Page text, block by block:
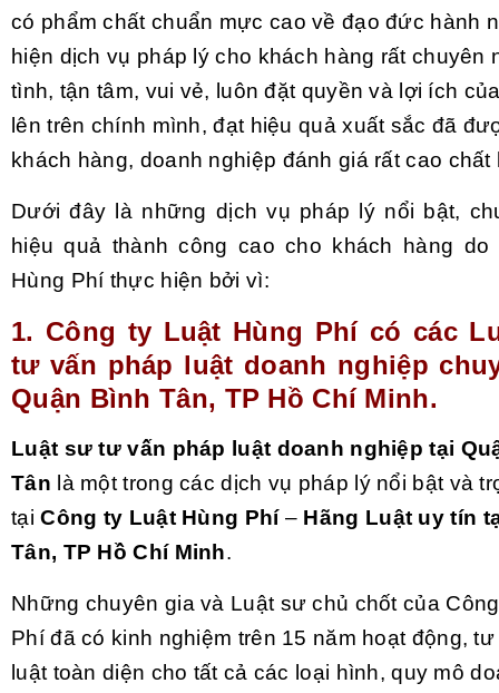
có phẩm chất chuẩn mực cao về đạo đức hành
hiện dịch vụ pháp lý cho khách hàng rất chuyên
tình, tận tâm, vui vẻ, luôn đặt quyền và lợi ích
lên trên chính mình, đạt hiệu quả xuất sắc đã
khách hàng, doanh nghiệp đánh giá rất cao
Dưới đây là những dịch vụ pháp lý nổi bật,
hiệu quả thành công cao cho khách hàng do
Hùng Phí thực hiện bởi vì:
1. Công ty Luật Hùng Phí có các
tư vấn pháp luật doanh nghiệp
Quận Bình Tân, TP Hồ Chí Minh.
Luật sư tư vấn pháp luật doanh nghiệp tại
Tân là một trong các dịch vụ pháp lý nổi bật và
tạiCông ty Luật Hùng Phí– Hãng Luật uy tín
Tân, TP Hồ Chí Minh.
Những chuyên gia và Luật sư chủ chốt của
Phí đã có kinh nghiệm trên 15 năm hoạt động,
luật toàn diện cho tất cả các loại hình, quy mô